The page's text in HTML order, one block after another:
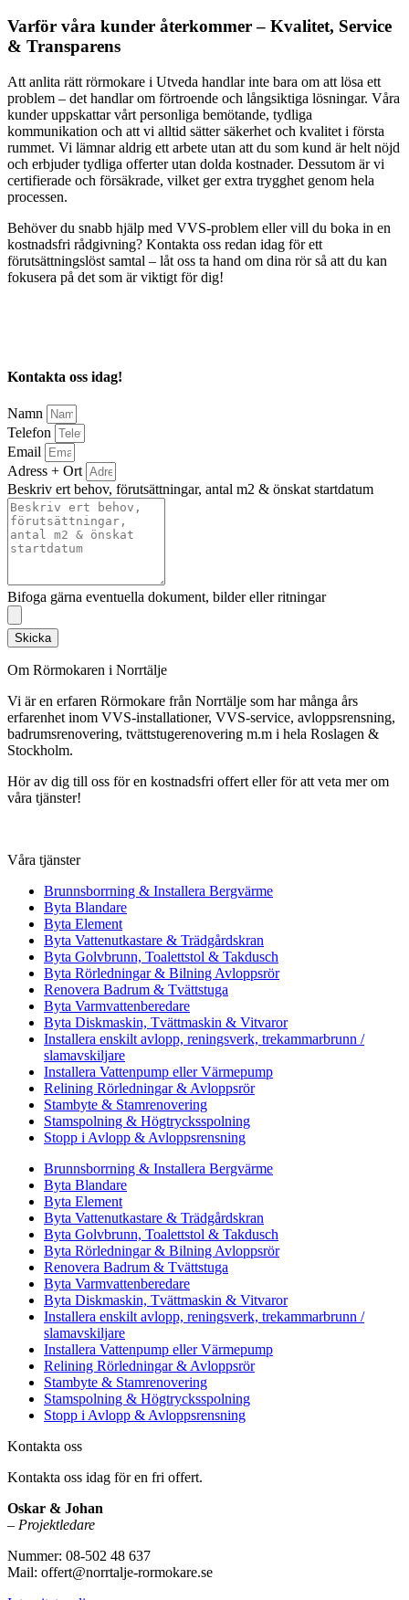
Varför våra kunder återkommer – Kvalitet, Service
& Transparens
Att anlita rätt rörmokare i Utveda handlar inte bara om att lösa ett
problem – det handlar om förtroende och långsiktiga lösningar. Våra
kunder uppskattar vårt personliga bemötande, tydliga
kommunikation och att vi alltid sätter säkerhet och kvalitet i första
rummet. Vi lämnar aldrig ett arbete utan att du som kund är helt nöjd
och erbjuder tydliga offerter utan dolda kostnader. Dessutom är vi
certifierade och försäkrade, vilket ger extra trygghet genom hela
processen.
Behöver du snabb hjälp med VVS-problem eller vill du boka in en
kostnadsfri rådgivning? Kontakta oss redan idag för ett
förutsättningslöst samtal – låt oss ta hand om dina rör så att du kan
fokusera på det som är viktigt för dig!
Kontakta oss idag!
Namn
Telefon
Email
Adress + Ort
Beskriv ert behov, förutsättningar, antal m2 & önskat startdatum
Bifoga gärna eventuella dokument, bilder eller ritningar
Skicka
Om Rörmokaren i Norrtälje
Vi är en erfaren Rörmokare från Norrtälje som har många års
erfarenhet inom VVS-installationer, VVS-service, avloppsrensning,
badrumsrenovering, tvättstugerenovering m.m i hela Roslagen &
Stockholm.
Hör av dig till oss för en kostnadsfri offert eller för att veta mer om
våra tjänster!
Våra tjänster
Brunnsborrning & Installera Bergvärme
Byta Blandare
Byta Element
Byta Vattenutkastare & Trädgårdskran
Byta Golvbrunn, Toalettstol & Takdusch
Byta Rörledningar & Bilning Avloppsrör
Renovera Badrum & Tvättstuga
Byta Varmvattenberedare
Byta Diskmaskin, Tvättmaskin & Vitvaror
Installera enskilt avlopp, reningsverk, trekammarbrunn /
slamavskiljare
Installera Vattenpump eller Värmepump
Relining Rörledningar & Avloppsrör
Stambyte & Stamrenovering
Stamspolning & Högtrycksspolning
Stopp i Avlopp & Avloppsrensning
Brunnsborrning & Installera Bergvärme
Byta Blandare
Byta Element
Byta Vattenutkastare & Trädgårdskran
Byta Golvbrunn, Toalettstol & Takdusch
Byta Rörledningar & Bilning Avloppsrör
Renovera Badrum & Tvättstuga
Byta Varmvattenberedare
Byta Diskmaskin, Tvättmaskin & Vitvaror
Installera enskilt avlopp, reningsverk, trekammarbrunn /
slamavskiljare
Installera Vattenpump eller Värmepump
Relining Rörledningar & Avloppsrör
Stambyte & Stamrenovering
Stamspolning & Högtrycksspolning
Stopp i Avlopp & Avloppsrensning
Kontakta oss
Kontakta oss idag för en fri offert.
Oskar & Johan
– Projektledare
Nummer: 08-502 48 637
Mail: offert@norrtalje-rormokare.se